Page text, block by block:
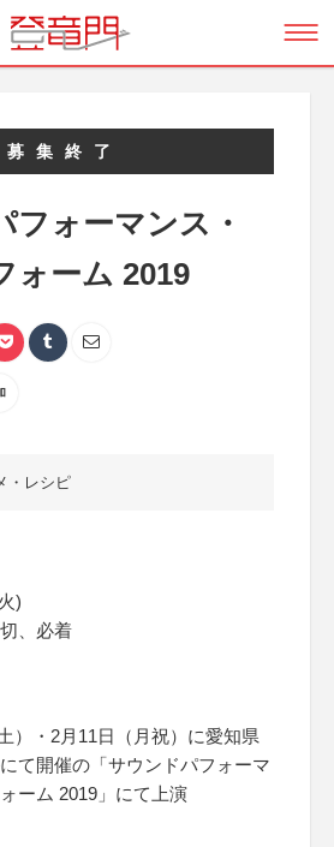
募集終了
フォーマンス・
ォーム 2019
・レシピ
)
、必着
）・2月11日（月祝）に愛知県
て開催の「サウンドパフォーマ
ーム 2019」にて上演